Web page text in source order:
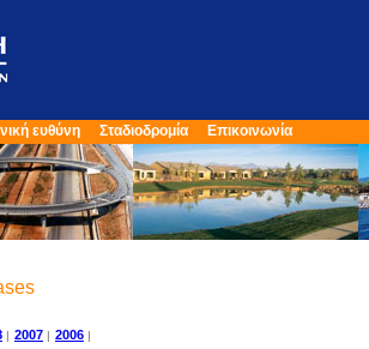
ευθύνη Σταδιοδρομία Επικοινωνία
| 2007 | 2006 |